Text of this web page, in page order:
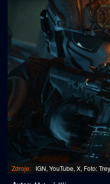
Zdroje: IGN, YouTube, X, Foto: